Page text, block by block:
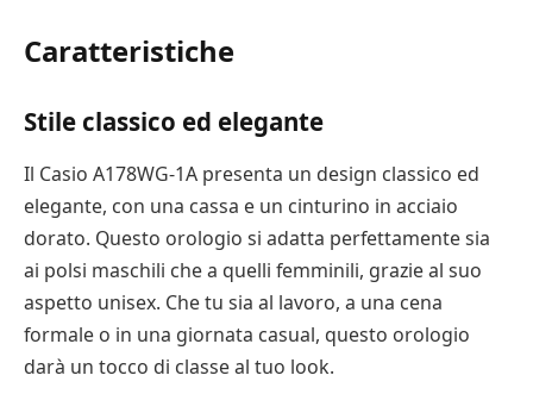
Caratteristiche
Stile classico ed elegante
Il Casio A178WG-1A presenta un design classico ed
elegante, con una cassa e un cinturino in acciaio
dorato. Questo orologio si adatta perfettamente sia
ai polsi maschili che a quelli femminili, grazie al suo
aspetto unisex. Che tu sia al lavoro, a una cena
formale o in una giornata casual, questo orologio
darà un tocco di classe al tuo look.